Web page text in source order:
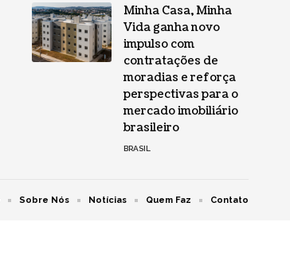
Minha Casa, Minha
Vida ganha novo
impulso com
contratações de
moradias e reforça
perspectivas para o
mercado imobiliário
brasileiro
BRASIL
Sobre Nós Notícias Quem Faz Contato